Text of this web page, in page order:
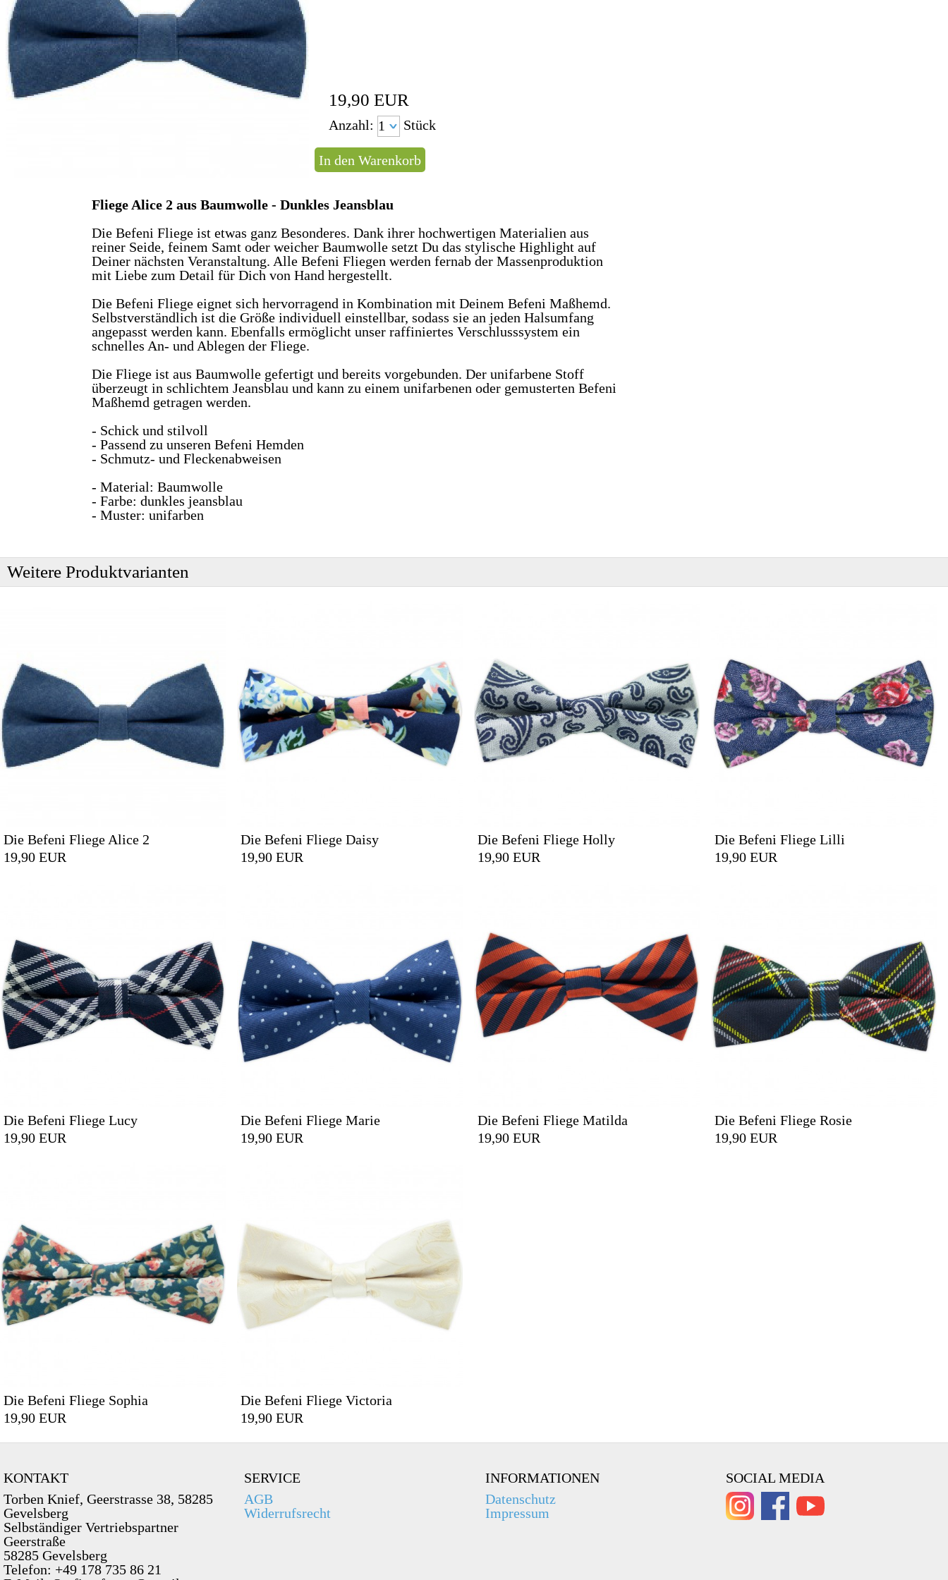
19,90 EUR
Anzahl: Stück
Fliege Alice 2 aus Baumwolle - Dunkles Jeansblau
Die Befeni Fliege ist etwas ganz Besonderes. Dank ihrer hochwertigen Materialien aus
reiner Seide, feinem Samt oder weicher Baumwolle setzt Du das stylische Highlight auf
Deiner nächsten Veranstaltung. Alle Befeni Fliegen werden fernab der Massenproduktion
mit Liebe zum Detail für Dich von Hand hergestellt.
Die Befeni Fliege eignet sich hervorragend in Kombination mit Deinem Befeni Maßhemd.
Selbstverständlich ist die Größe individuell einstellbar, sodass sie an jeden Halsumfang
angepasst werden kann. Ebenfalls ermöglicht unser raffiniertes Verschlusssystem ein
schnelles An- und Ablegen der Fliege.
Die Fliege ist aus Baumwolle gefertigt und bereits vorgebunden. Der unifarbene Stoff
überzeugt in schlichtem Jeansblau und kann zu einem unifarbenen oder gemusterten Befeni
Maßhemd getragen werden.
- Schick und stilvoll
- Passend zu unseren Befeni Hemden
- Schmutz- und Fleckenabweisen
- Material: Baumwolle
- Farbe: dunkles jeansblau
- Muster: unifarben
Weitere Produktvarianten
Die Befeni Fliege Alice 2
19,90 EUR
Die Befeni Fliege Daisy
19,90 EUR
Die Befeni Fliege Holly
19,90 EUR
Die Befeni Fliege Lilli
19,90 EUR
Die Befeni Fliege Lucy
19,90 EUR
Die Befeni Fliege Marie
19,90 EUR
Die Befeni Fliege Matilda
19,90 EUR
Die Befeni Fliege Rosie
19,90 EUR
Die Befeni Fliege Sophia
19,90 EUR
Die Befeni Fliege Victoria
19,90 EUR
KONTAKT
Torben Knief, Geerstrasse 38, 58285
Gevelsberg
Selbständiger Vertriebspartner
Geerstraße
58285 Gevelsberg
Telefon: +49 178 735 86 21
SERVICE
AGB
Widerrufsrecht
INFORMATIONEN
Datenschutz
Impressum
SOCIAL MEDIA